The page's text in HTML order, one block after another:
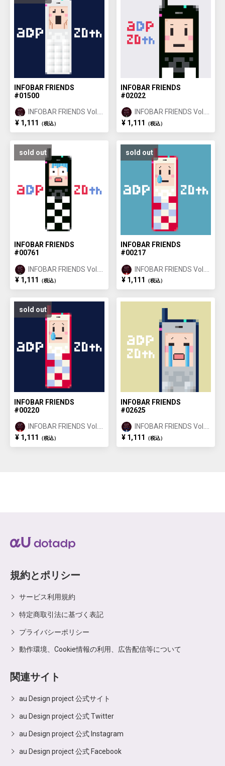
INFOBAR FRIENDS
#01500
INFOBAR FRIENDS Vol.1
ANNIN ①
¥ 1,111 （税込）
INFOBAR FRIENDS
#02022
INFOBAR FRIENDS Vol.1
ICHIMATSU ②
¥ 1,111 （税込）
sold out
INFOBAR FRIENDS
#00761
INFOBAR FRIENDS Vol.1
ICHIMATSU ①
¥ 1,111 （税込）
sold out
INFOBAR FRIENDS
#00217
INFOBAR FRIENDS Vol.1
NISHIKIGOI ①
¥ 1,111 （税込）
sold out
INFOBAR FRIENDS
#00220
INFOBAR FRIENDS Vol.1
NISHIKIGOI ①
¥ 1,111 （税込）
INFOBAR FRIENDS
#02625
INFOBAR FRIENDS Vol.1
BUILDING ②
¥ 1,111 （税込）
規約とポリシー
サービス利用規約
特定商取引法に基づく表記
プライバシーポリシー
動作環境、Cookie情報の利用、広告配信等について
関連サイト
au Design project 公式サイト
au Design project 公式 Twitter
au Design project 公式 Instagram
au Design project 公式 Facebook